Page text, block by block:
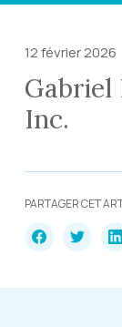
12 février 2026
Gabriel
Inc.
PARTAGER CET